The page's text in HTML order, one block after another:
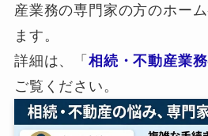
産業務の専門家の方のホー
ます。
詳細は、「 相続・不動産業
ご覧ください。